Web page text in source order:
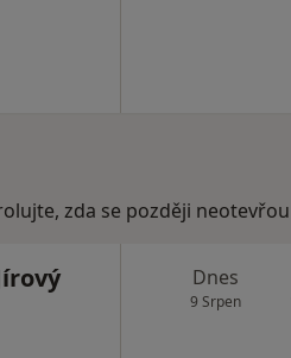
zda se později
Dnes
9 Srpen